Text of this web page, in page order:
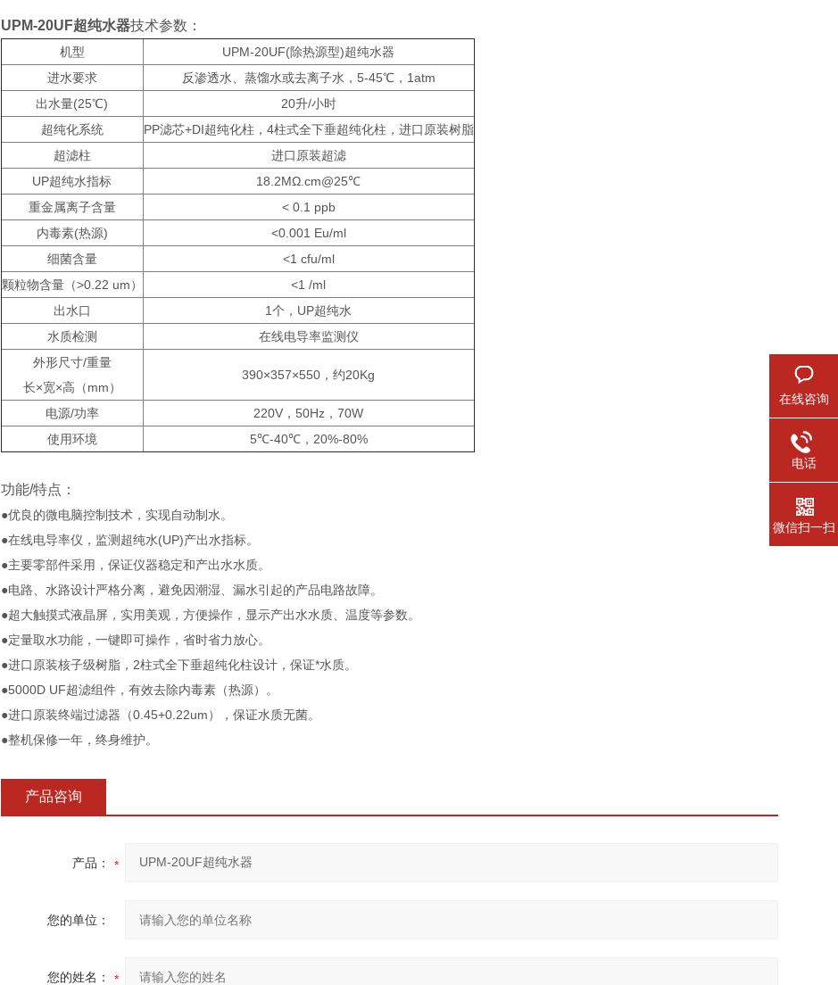
UPM-20UF超纯水器技术参数：
机型
UPM-20UF(除热源型)超纯水器
进水要求
反渗透水、蒸馏水或去离子水，5-45℃，1atm
出水量(25℃)
20升/小时
超纯化系统
PP滤芯+DI超纯化柱，4柱式全下垂超纯化柱，进口原装树脂
超滤柱
进口原装超滤
UP超纯水指标
18.2MΩ.cm@25℃
重金属离子含量
< 0.1 ppb
内毒素(热源)
<0.001 Eu/ml
细菌含量
<1 cfu/ml
颗粒物含量（>0.22 um）
<1 /ml
出水口
1个，UP超纯水
水质检测
在线电导率监测仪
外形尺寸/重量
长×宽×高（mm）
390×357×550，约20Kg
电源/功率
220V，50Hz，70W
使用环境
5℃-40℃，20%-80%
功能/特点：
●优良的微电脑控制技术，实现自动制水。
●在线电导率仪，监测超纯水(UP)产出水指标。
●主要零部件采用，保证仪器稳定和产出水水质。
●电路、水路设计严格分离，避免因潮湿、漏水引起的产品电路故障。
●超大触摸式液晶屏，实用美观，方便操作，显示产出水水质、温度等参数。
●定量取水功能，一键即可操作，省时省力放心。
●进口原装核子级树脂，2柱式全下垂超纯化柱设计，保证*水质。
●5000D UF超滤组件，有效去除内毒素（热源）。
●进口原装终端过滤器（0.45+0.22um），保证水质无菌。
●整机保修一年，终身维护。
产品咨询
产品：
您的单位：
您的姓名：
在线咨询
电话
微信扫一扫